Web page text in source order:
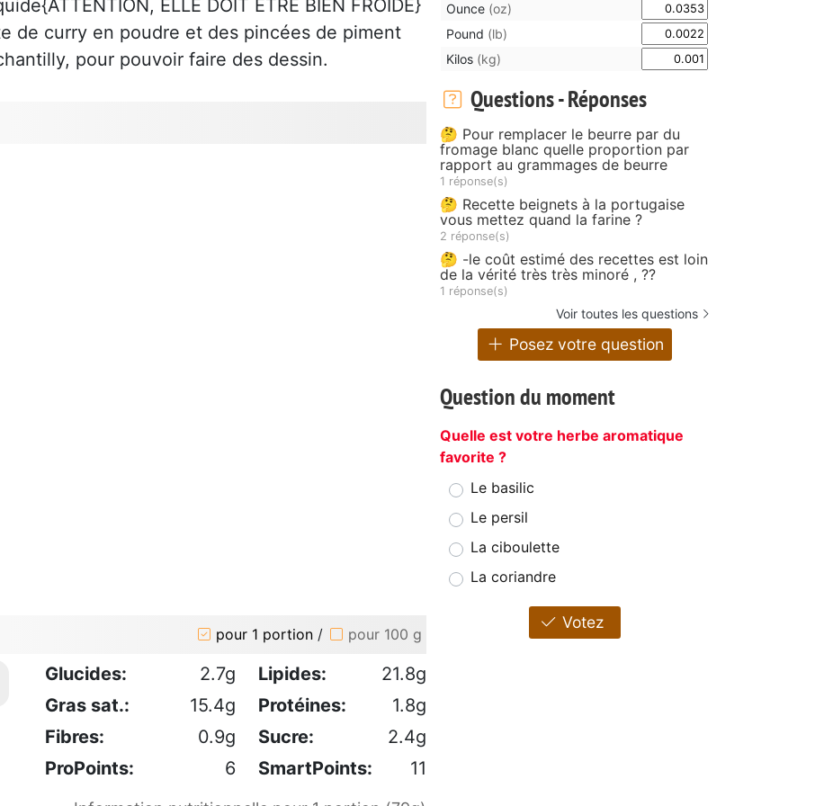
ELLE DOIT ETRE BIEN FROIDE}
de curry en poudre et des pincées de piment
pour pouvoir faire des dessin.
pour 1 portion / pour 100 g
Glucides: 2.7g Lipides:
21.8g
Gras sat.:
15.4g Protéines:
1.8g
Fibres:
0.9g Sucre:
2.4g
ProPoints:
6 SmartPoints: 11
Ounce (oz)
Pound (lb)
Kilos (kg)
Questions - Réponses
🤔 Pour remplacer le beurre par du
fromage blanc quelle proportion par
rapport au grammages de beurre
1 réponse(s)
🤔 Recette beignets à la portugaise
vous mettez quand la farine ?
2 réponse(s)
🤔 -le coût estimé des recettes est loin
de la vérité très très minoré , ??
1 réponse(s)
Voir toutes les questions
Posez votre question
Question du moment
Quelle est votre herbe aromatique
favorite ?
Le basilic
Le persil
La ciboulette
La coriandre
Votez